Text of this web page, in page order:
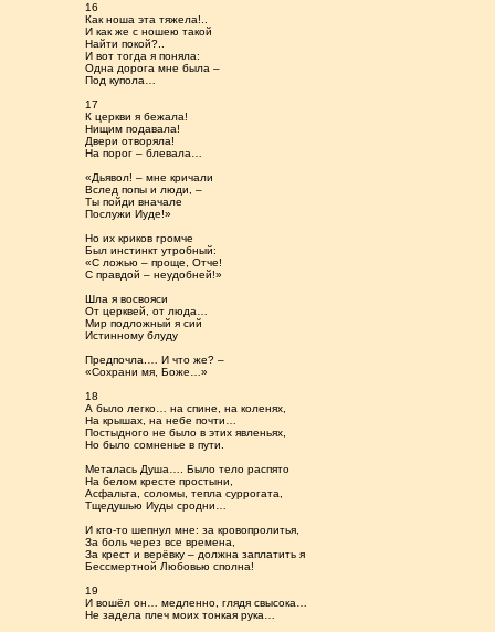
16
Как ноша эта тяжела!..
И как же с ношею такой
Найти покой?..
И вот тогда я поняла:
Одна дорога мне была –
Под купола…
17
К церкви я бежала!
Нищим подавала!
Двери отворяла!
На порог – блевала…
«Дьявол! – мне кричали
Вслед попы и люди, –
Ты пойди вначале
Послужи Иуде!»
Но их криков громче
Был инстинкт утробный:
«С ложью – проще, Отче!
С правдой – неудобней!»
Шла я восвояси
От церквей, от люда…
Мир подложный я сий
Истинному блуду
Предпочла.… И что же? –
«Сохрани мя, Боже…»
18
А было легко… на спине, на коленях,
На крышах, на небе почти…
Постыдного не было в этих явленьях,
Но было сомненье в пути.
Металась Душа…. Было тело распято
На белом кресте простыни,
Асфальта, соломы, тепла суррогата,
Тщедушью Иуды сродни…
И кто-то шепнул мне: за кровопролитья,
За боль через все времена,
За крест и верёвку – должна заплатить я
Бессмертной Любовью сполна!
19
И вошёл он… медленно, глядя свысока…
Не задела плеч моих тонкая рука…